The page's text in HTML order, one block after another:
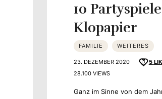
10
Klopapier
FAMILIE WEITERES
23. DEZEMBER 2020 5
28.100 VIEWS
Ganz im Sinne von dem